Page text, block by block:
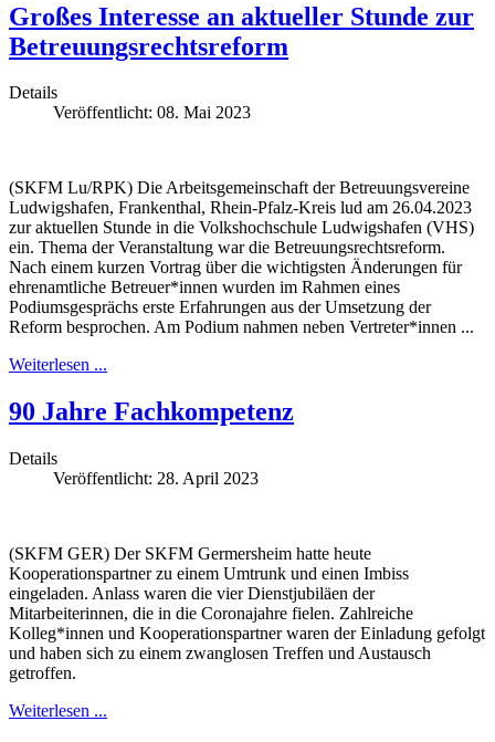
Großes Interesse an aktueller Stunde zur
Betreuungsrechtsreform
Details
Veröffentlicht: 08. Mai 2023
(SKFM Lu/RPK) Die Arbeitsgemeinschaft der Betreuungsvereine
Ludwigshafen, Frankenthal, Rhein-Pfalz-Kreis lud am 26.04.2023
zur aktuellen Stunde in die Volkshochschule Ludwigshafen (VHS)
ein. Thema der Veranstaltung war die Betreuungsrechtsreform.
Nach einem kurzen Vortrag über die wichtigsten Änderungen für
ehrenamtliche Betreuer*innen wurden im Rahmen eines
Podiumsgesprächs erste Erfahrungen aus der Umsetzung der
Reform besprochen. Am Podium nahmen neben Vertreter*innen ...
Weiterlesen ...
90 Jahre Fachkompetenz
Details
Veröffentlicht: 28. April 2023
(SKFM GER) Der SKFM Germersheim hatte heute
Kooperationspartner zu einem Umtrunk und einen Imbiss
eingeladen. Anlass waren die vier Dienstjubiläen der
Mitarbeiterinnen, die in die Coronajahre fielen. Zahlreiche
Kolleg*innen und Kooperationspartner waren der Einladung gefolgt
und haben sich zu einem zwanglosen Treffen und Austausch
getroffen.
Weiterlesen ...